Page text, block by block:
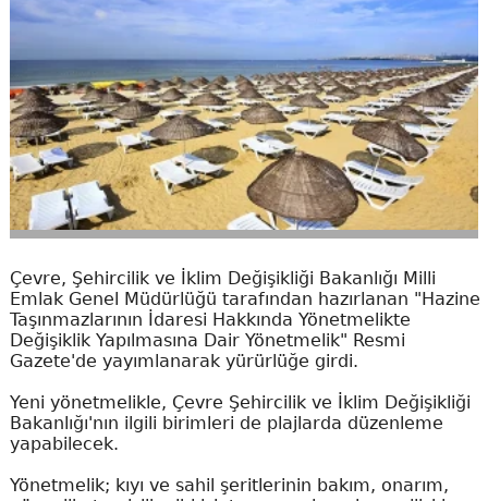
Çevre, Şehircilik ve İklim Değişikliği Bakanlığı Milli
Emlak Genel Müdürlüğü tarafından hazırlanan "Hazine
Taşınmazlarının İdaresi Hakkında Yönetmelikte
Değişiklik Yapılmasına Dair Yönetmelik" Resmi
Gazete'de yayımlanarak yürürlüğe girdi.
Yeni yönetmelikle, Çevre Şehircilik ve İklim Değişikliği
Bakanlığı'nın ilgili birimleri de plajlarda düzenleme
yapabilecek.
Yönetmelik; kıyı ve sahil şeritlerinin bakım, onarım,